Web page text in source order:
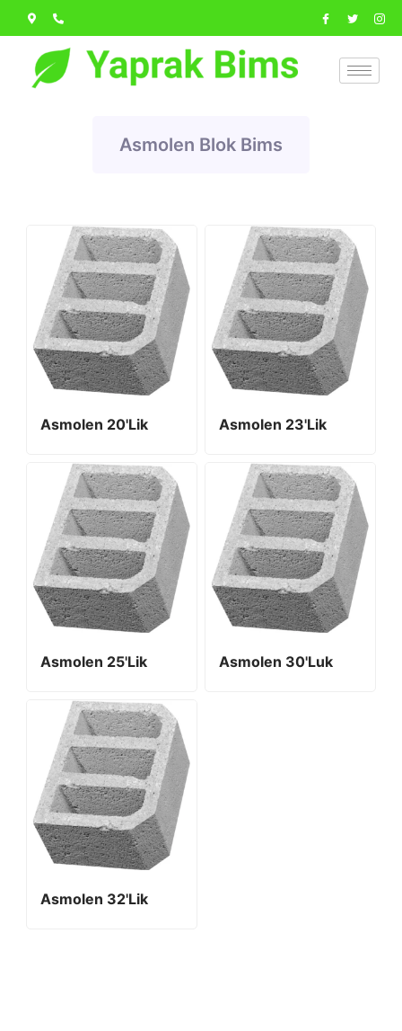
Asmolen Blok Bims
Asmolen 20'lik Asmolen 23'lik
Asmolen 25'lik Asmolen 30'luk
Asmolen 32'lik